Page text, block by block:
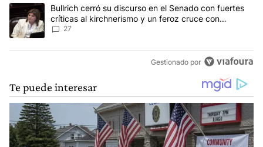
Un artículo de tendencia con el título "Bullrich cerró su discurso
Bullrich cerró su discurso en el Senado con fuertes
críticas al kirchnerismo y un feroz cruce con
Capitanich al que le gritó “¡cállate!”
27
Gestionado por